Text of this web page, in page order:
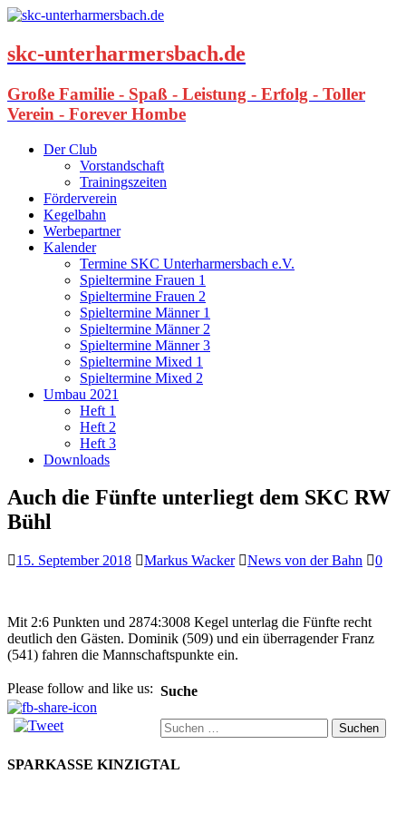
skc-unterharmersbach.de
Große Familie - Spaß - Leistung - Erfolg - Toller
Verein - Forever Hombe
Der Club
Vorstandschaft
Trainingszeiten
Förderverein
Kegelbahn
Werbepartner
Kalender
Termine SKC Unterharmersbach e.V.
Spieltermine Frauen 1
Spieltermine Frauen 2
Spieltermine Männer 1
Spieltermine Männer 2
Spieltermine Männer 3
Spieltermine Mixed 1
Spieltermine Mixed 2
Umbau 2021
Heft 1
Heft 2
Heft 3
Downloads
Auch die Fünfte unterliegt dem SKC RW
Bühl
15. September 2018 Markus Wacker News von der Bahn 0
Mit 2:6 Punkten und 2874:3008 Kegel unterlag die Fünfte recht
deutlich den Gästen. Dominik (509) und ein überragender Franz
(541) fahren die Mannschaftspunkte ein.
Please follow and like us: Suche
Suchen
nach:
SPARKASSE KINZIGTAL